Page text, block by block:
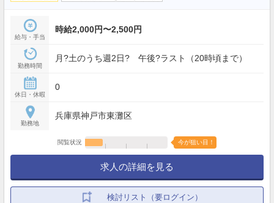
給与・手当
時給2,000円〜2,500円
勤務時間
月?土のうち週2日? 午後?ラスト（20時頃まで）
休日・休暇
0
勤務地
兵庫県神戸市東灘区
閲覧状況 今が狙い目！
求人の詳細を見る
検討リスト（要ログイン）